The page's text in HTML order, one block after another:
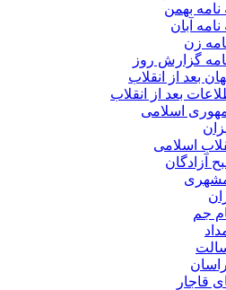
نامه بهمن
آبان
زن
گزارش روز
بعد از انقلاب
بعد از انقلاب
اسلامی
اسلامی
آزادگان
جم
قاجار